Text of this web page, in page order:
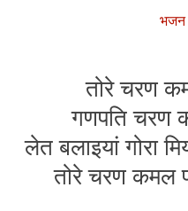
भजन
तोरे चरण
गणपति चरण
लेत बलाइयां गोरा
तोरे चरण कमल